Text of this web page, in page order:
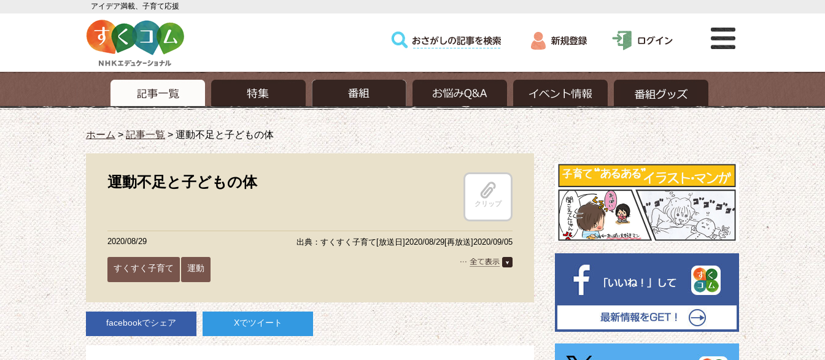
アイデア満載、子育て応援
ホーム>記事一覧>運動不足と子どもの体
運動不足と子どもの体
クリップ
2020/08/29 出典：すくすく子育て[放送日]2020/08/29[再放送]2020/09/05
すくすく子育て 運動
facebookでシェア Xでツイート